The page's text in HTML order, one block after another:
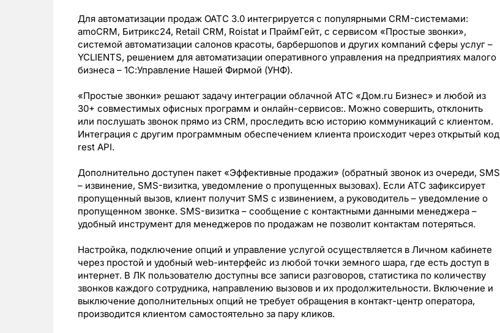
Для автоматизации продаж ОАТС 3.0 интегрируется с популярными CRM-системами:
amoCRM, Битрикс24, Retail CRM, Roistat и ПраймГейт, с сервисом «Простые звонки»,
системой автоматизации салонов красоты, барбершопов и других компаний сферы услуг –
YCLIENTS, решением для автоматизации оперативного управления на предприятиях малого
бизнеса – 1С:Управление Нашей Фирмой (УНФ).
«Простые звонки» решают задачу интеграции облачной АТС «Дом.ru Бизнес» и любой из
30+ совместимых офисных программ и онлайн-сервисов:. Можно совершить, отклонить
или послушать звонок прямо из CRM, проследить всю историю коммуникаций с клиентом.
Интеграция с другим программным обеспечением клиента происходит через открытый код
rest API.
Дополнительно доступен пакет «Эффективные продажи» (обратный звонок из очереди, SMS
– извинение, SMS-визитка, уведомление о пропущенных вызовах). Если АТС зафиксирует
пропущенный вызов, клиент получит SMS с извинением, а руководитель – уведомление о
пропущенном звонке. SMS-визитка – сообщение с контактными данными менеджера –
удобный инструмент для менеджеров по продажам не позволит контактам потеряться.
Настройка, подключение опций и управление услугой осуществляется в Личном кабинете
через простой и удобный web-интерфейс из любой точки земного шара, где есть доступ в
интернет. В ЛК пользователю доступны все записи разговоров, статистика по количеству
звонков каждого сотрудника, направлению вызовов и их продолжительности. Включение и
выключение дополнительных опций не требует обращения в контакт-центр оператора,
производится клиентом самостоятельно за пару кликов.